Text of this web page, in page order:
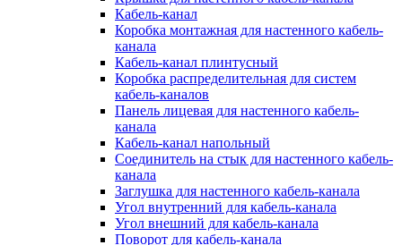
Кабель-канал
Коробка монтажная для настенного кабель-
канала
Кабель-канал плинтусный
Коробка распределительная для систем
кабель-каналов
Панель лицевая для настенного кабель-
канала
Кабель-канал напольный
Соединитель на стык для настенного кабель-
канала
Заглушка для настенного кабель-канала
Угол внутренний для кабель-канала
Угол внешний для кабель-канала
Поворот для кабель-канала